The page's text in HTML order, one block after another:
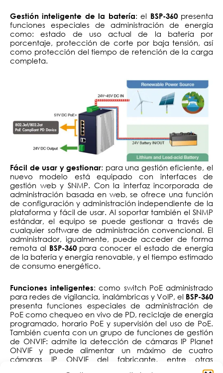
Gestión inteligente de la batería: el BSP-360presenta
funciones especiales de administración de energía
como: estado de uso actual de la batería por
porcentaje, protección de corte por baja tensión, así
como protección del tiempo de retención de la carga
completa.
Fácil de usar y gestionar: para una gestión eficiente, el
nuevo modelo está equipado con interfaces de
gestión web y SNMP. Con la interfaz incorporada de
administración basada en web, se ofrece una función
de configuración y administración independiente de la
plataforma y fácil de usar. Al soportar también el SNMP
estándar, el equipo se puede gestionar a través de
cualquier software de administración convencional. El
administrador, igualmente, puede acceder de forma
remota al BSP-360para conocer el estado de energía
de la batería y energía renovable, y el tiempo estimado
de consumo energético.
Funciones inteligentes: como switch PoE administrado
para redes de vigilancia, inalámbricas y VoIP, el BSP-360
presenta funciones especiales de administración de
PoE como chequeo en vivo de PD, reciclaje de energía
programado, horario PoE y supervisión del uso de PoE.
También cuenta con un grupo de funciones de gestión
de ONVIF: admite la detección de cámaras IP Planet
ONVIF y puede alimentar un máximo de cuatro
cámaras IP ONVIF del fabricante, entre otras